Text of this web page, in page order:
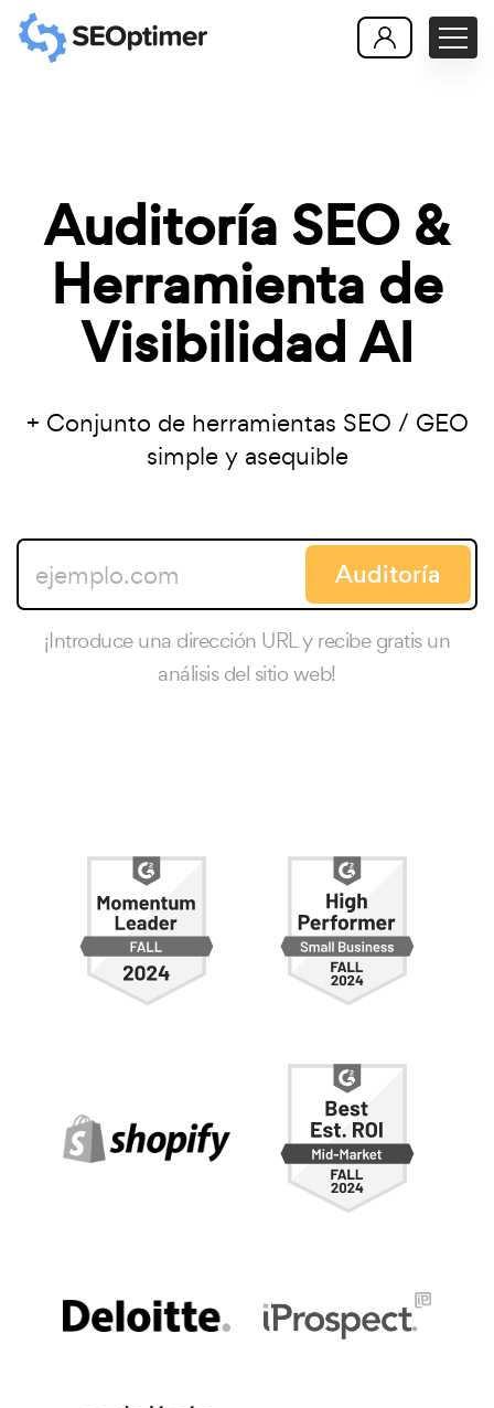
Auditoría SEO &
Herramienta de
Visibilidad AI
+ Conjunto de herramientas SEO / GEO
simple y asequible
Auditoría
¡Introduce una dirección URL y recibe gratis un
análisis del sitio web!